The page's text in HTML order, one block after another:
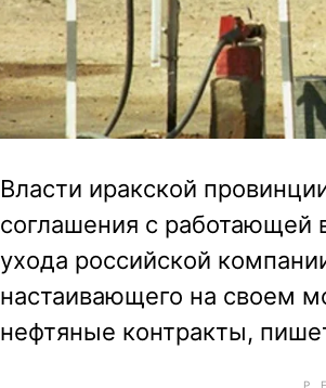
Власти иракской
соглашения с работающей
ухода российской
настаивающего на своем
нефтяные контракты,